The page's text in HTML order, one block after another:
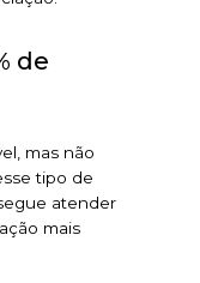
de
mas não
tipo de
atender
mais